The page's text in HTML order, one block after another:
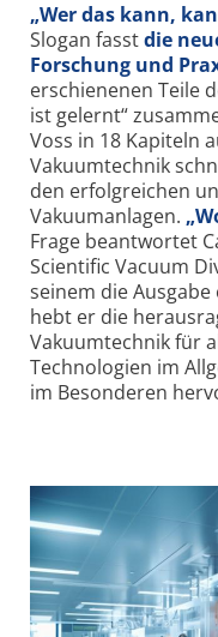
„Wer das kann,
Slogan fasstdie
Forschung und
erschienenen Teile
ist gelernt“
Voss in 18 Kapiteln
Vakuumtechnik
den erfolgreichen
Vakuumanlagen.
Frage beantwortet
Scientific Vacuum
seinem die
hebt er die
Vakuumtechnik für
Technologien im
im Besonderen